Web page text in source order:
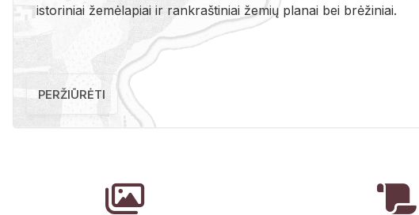
is­to­ri­niai že­mė­la­piai ir rank­raš­ti­niai že­mių pla­nai bei brė­ži­niai.
PERŽIŪRĖTI